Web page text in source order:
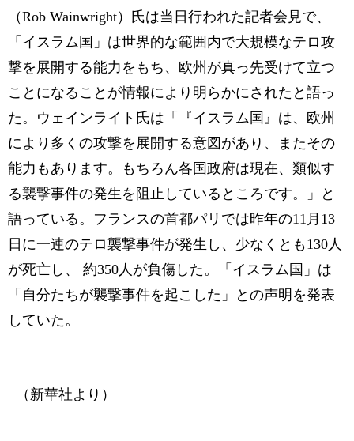
（Rob Wainwright）氏は当日行われた記者会見で、
「イスラム国」は世界的な範囲内で大規模なテロ攻
撃を展開する能力をもち、欧州が真っ先受けて立つ
ことになることが情報により明らかにされたと語っ
た。ウェインライト氏は「『イスラム国』は、欧州
により多くの攻撃を展開する意図があり、またその
能力もあります。もちろん各国政府は現在、類似す
る襲撃事件の発生を阻止しているところです。」と
語っている。フランスの首都パリでは昨年の11月13
日に一連のテロ襲撃事件が発生し、少なくとも130人
が死亡し、 約350人が負傷した。「イスラム国」は
「自分たちが襲撃事件を起こした」との声明を発表
していた。
（新華社より）